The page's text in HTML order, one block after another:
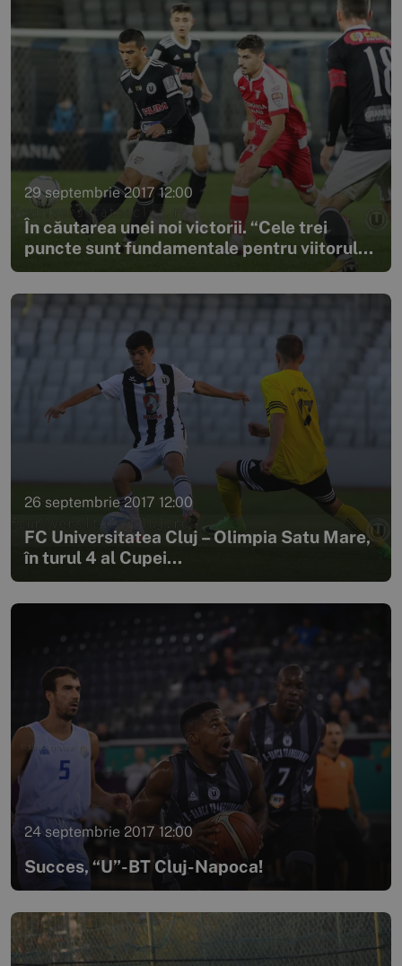
29 septembrie 2017 12:00
În căutarea unei noi victorii. “Cele trei
puncte sunt fundamentale pentru viitorul...
26 septembrie 2017 12:00
FC Universitatea Cluj – Olimpia Satu Mare,
în turul 4 al Cupei...
24 septembrie 2017 12:00
Succes, “U”-BT Cluj-Napoca!